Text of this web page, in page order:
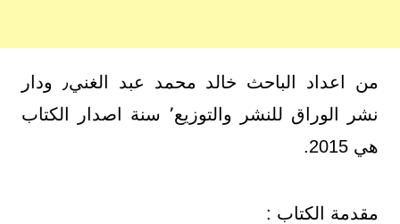
من اعداد الباحث خالد محمد عبد الغني٫ ودار
نشر الوراق للنشر والتوزيع٬ سنة اصدار الكتاب
هي 2015.
مقدمة الكتاب :